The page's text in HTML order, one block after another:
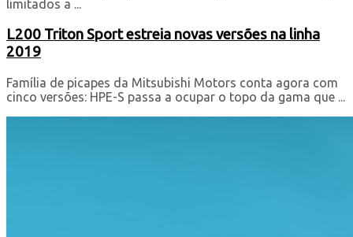
limitados a ...
L200 Triton Sport estreia novas versões na linha
2019
Família de picapes da Mitsubishi Motors conta agora com
cinco versões: HPE-S passa a ocupar o topo da gama que ...